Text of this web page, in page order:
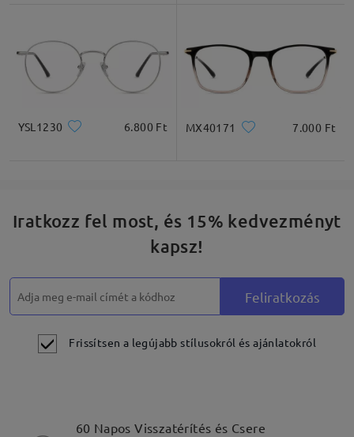
Termékleírás
YSL1230 6.800 Ft MX40171 7.000 Ft
Iratkozz fel most, és 15% kedvezményt
kapsz!
Feliratkozás
Frissítsen a legújabb stílusokról és ajánlatokról
60 Napos Visszatérítés és Csere